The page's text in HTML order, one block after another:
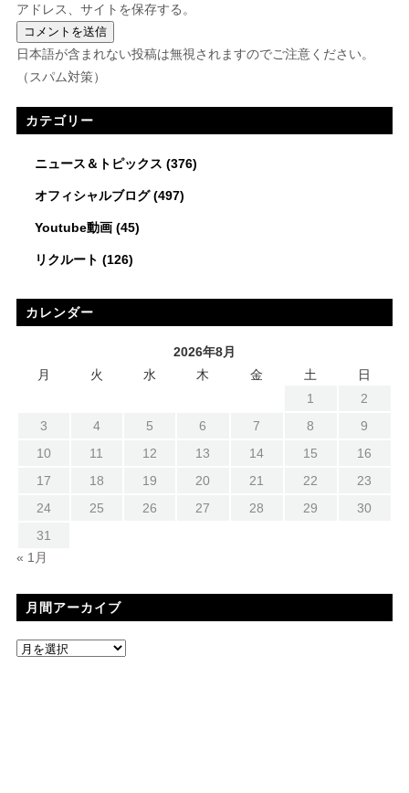
アドレス、サイトを保存する。
日本語が含まれない投稿は無視されますのでご注意ください。
（スパム対策）
カテゴリー
ニュース＆トピックス (376)
オフィシャルブログ(497)
Youtube動画(45)
リクルート (126)
カレンダー
2026年8月
月
火 水 木 金 土
日
1
2
3
4 5 6 7 8
9
10
11 12 13 14 15
16
17
18 19 20 21 22
23
24
25 26 27 28 29
30
31
« 1月
月間アーカイブ